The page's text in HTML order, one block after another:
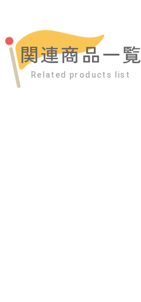
関連商品一覧
Related products list